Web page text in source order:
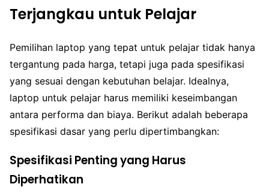
Terjangkau untuk Pelajar
Pemilihan laptop yang tepat untuk pelajar tidak hanya
tergantung pada harga, tetapi juga pada spesifikasi
yang sesuai dengan kebutuhan belajar. Idealnya,
laptop untuk pelajar harus memiliki keseimbangan
antara performa dan biaya. Berikut adalah beberapa
spesifikasi dasar yang perlu dipertimbangkan:
Spesifikasi Penting yang Harus
Diperhatikan